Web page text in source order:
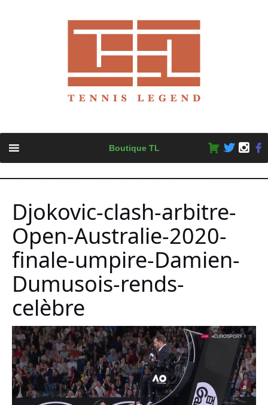
content
Boutique TL
Djokovic-clash-arbitre-
Open-Australie-2020-
finale-umpire-Damien-
Dumusois-rends-
celèbre